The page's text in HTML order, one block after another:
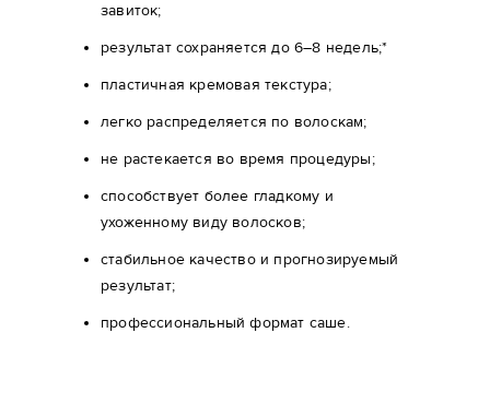
завиток;
результат сохраняется до 6–8 недель;*
пластичная кремовая текстура;
легко распределяется по волоскам;
не растекается во время процедуры;
способствует более гладкому и
ухоженному виду волосков;
стабильное качество и прогнозируемый
результат;
профессиональный формат саше.